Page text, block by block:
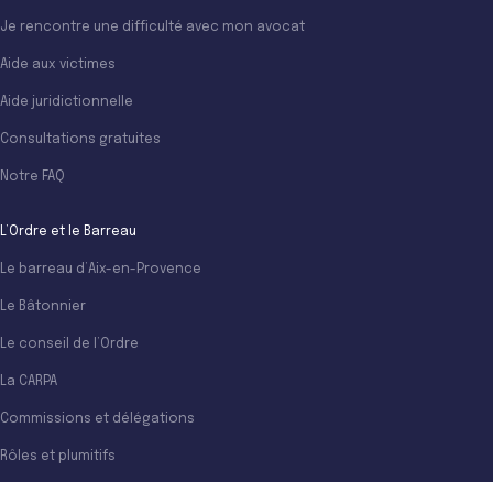
Je rencontre une difficulté avec mon avocat
Aide aux victimes
Aide juridictionnelle
Consultations gratuites
Notre FAQ
L’Ordre et le Barreau
Le barreau d’Aix-en-Provence
Le Bâtonnier
Le conseil de l’Ordre
La CARPA
Commissions et délégations
Rôles et plumitifs